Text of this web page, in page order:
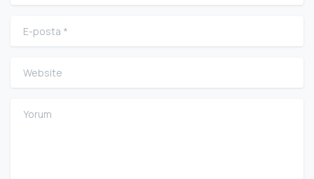
E-posta *
Website
Yorum